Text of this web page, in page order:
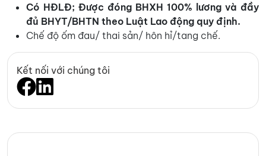
Có HĐLĐ; Được đóng BHXH 100% lương và đầy
đủ BHYT/BHTN theo Luật Lao động quy định.
Chế độ ốm đau/ thai sản/ hôn hỉ/tang chế.
Kết nối với chúng tôi